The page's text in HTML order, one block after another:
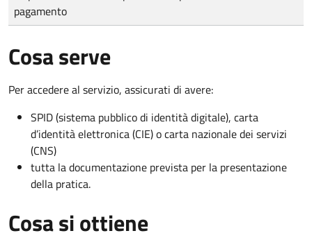
pagamento
Cosa serve
Per accedere al servizio, assicurati di avere:
SPID (sistema pubblico di identità digitale), carta
d’identità elettronica (CIE) o carta nazionale dei servizi
(CNS)
tutta la documentazione prevista per la presentazione
della pratica.
Cosa si ottiene